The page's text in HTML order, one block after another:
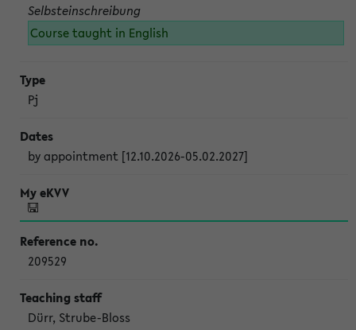
Selbsteinschreibung
Course taught in English
Pj
by appointment [12.10.2026-05.02.2027]
209529
Dürr, Strube-Bloss